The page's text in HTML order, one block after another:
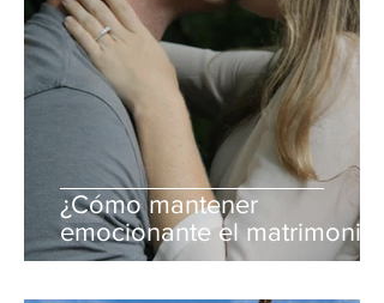
¿Cómo mantener
emocionante el matrimonio?